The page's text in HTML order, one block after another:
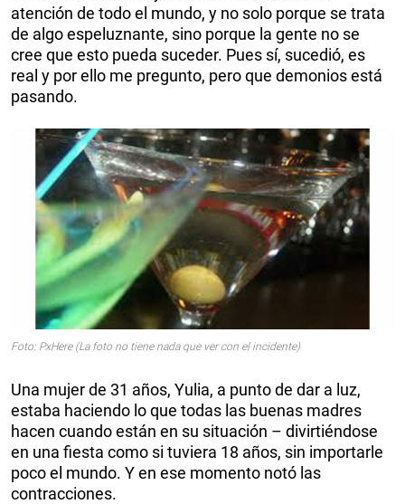
atención de todo el mundo, y no solo porque se trata
de algo espeluznante, sino porque la gente no se
cree que esto pueda suceder. Pues sí, sucedió, es
real y por ello me pregunto, pero que demonios está
pasando.
Foto: PxHere (La foto no tiene nada que ver con el incidente)
Una mujer de 31 años, Yulia, a punto de dar a luz,
estaba haciendo lo que todas las buenas madres
hacen cuando están en su situación – divirtiéndose
en una fiesta como si tuviera 18 años, sin importarle
poco el mundo. Y en ese momento notó las
contracciones.